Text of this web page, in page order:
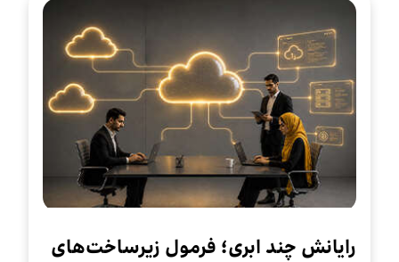
رایانش چند ابری؛ فرمول زیرساخت‌های